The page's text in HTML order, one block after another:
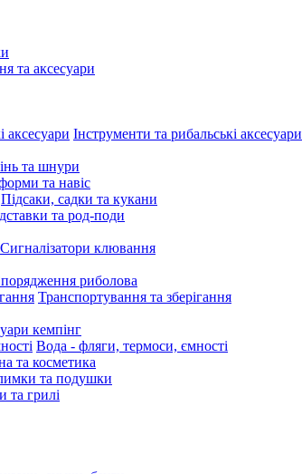
та аксесуари
Інструменти та рибальські аксесуари
та шнури
та навіс
Підсаки, садки та кукани
та род-поди
Сигналізатори клювання
риболова
Транспортування та зберігання
кемпінг
Вода - фляги, термоси, ємності
та косметика
та подушки
та грилі